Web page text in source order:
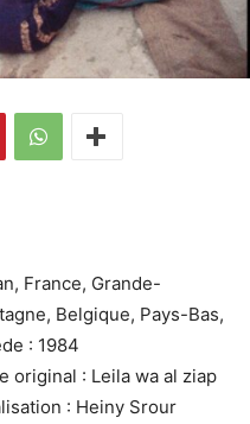
France, Grande-
Belgique, Pays-Bas,
: 1984
original : Leila wa al ziap
: Heiny Srour